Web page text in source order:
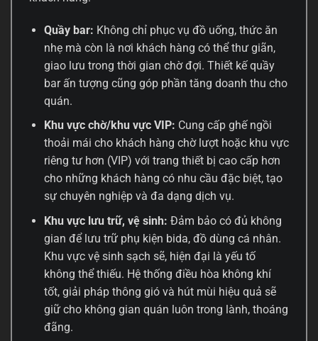
Quầy bar: Không chỉ phục vụ đồ uống, thức ăn
nhẹ mà còn là nơi khách hàng có thể thư giãn,
giao lưu trong thời gian chờ đợi. Thiết kế quầy
bar ấn tượng cũng góp phần tăng doanh thu cho
quán.
Khu vực chờ/khu vực VIP: Cung cấp ghế ngồi
thoải mái cho khách hàng chờ lượt hoặc khu vực
riêng tư hơn (VIP) với trang thiết bị cao cấp hơn
cho những khách hàng có nhu cầu đặc biệt, tạo
sự chuyên nghiệp và đa dạng dịch vụ.
Khu vực lưu trữ, vệ sinh: Đảm bảo có đủ không
gian để lưu trữ phụ kiện bida, đồ dùng cá nhân.
Khu vực vệ sinh sạch sẽ, hiện đại là yếu tố
không thể thiếu. Hệ thống điều hòa không khí
tốt, giải pháp thông gió và hút mùi hiệu quả sẽ
giữ cho không gian quán luôn trong lành, thoáng
đãng.